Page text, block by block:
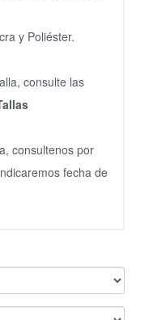
y Poliéster.
consulte las
consultenos por
fecha de